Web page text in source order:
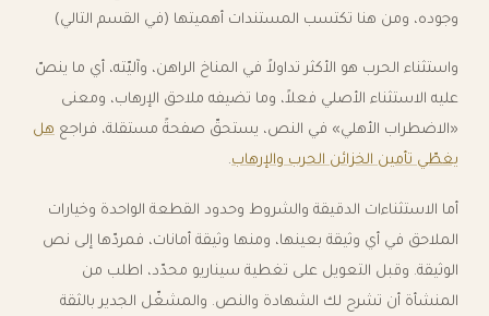
وجوده، ومن هنا تكتسب المستندات أهميتها (في القسم التالي)
واستثناء الحرب هو الأكثر تداولاً في المناخ الراهن، وآليّته، أي ما ينصّ
عليه الاستثناء الأصلي فعلاً، وما تضيفه ملاحق الإرهاب، ومعنى
«الاضطراب الأهلي» في النص، يستحقّ صفحةً مستقلة، فراجع هل
يغطّي تأمين الخزائن الحرب والإرهاب.
أما الاستثناءات الدقيقة والشروط وحدود القطعة الواحدة وخيارات
الملاحق في أي وثيقة بعينها، ومنها وثيقة أمانات، فمردّها إلى نص
الوثيقة. وقبل التعويل على تغطية سيناريو محدّد، اطلب من
المنشأة أن تشرح لك الشهادة والنص. والمشغّل الجدير بالثقة